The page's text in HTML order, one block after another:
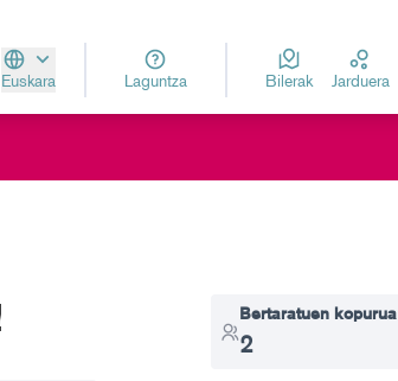
Euskara
Aukeratu hizkuntzaElegir el idioma
Laguntza Bilerak Jarduera
Bertaratuen kopurua
2